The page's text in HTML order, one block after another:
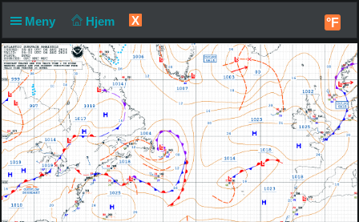
Meny Hjem X °F